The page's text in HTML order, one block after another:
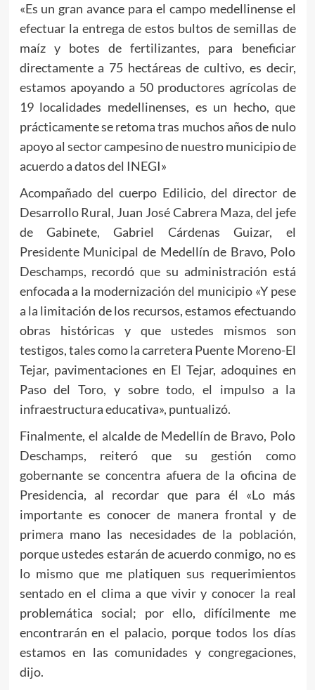
«Es un gran avance para el campo medellinense el
efectuar la entrega de estos bultos de semillas de
maíz y botes de fertilizantes, para beneficiar
directamente a 75 hectáreas de cultivo, es decir,
estamos apoyando a 50 productores agrícolas de
19 localidades medellinenses, es un hecho, que
prácticamente se retoma tras muchos años de nulo
apoyo al sector campesino de nuestro municipio de
acuerdo a datos del INEGI»
Acompañado del cuerpo Edilicio, del director de
Desarrollo Rural, Juan José Cabrera Maza, del jefe
de Gabinete, Gabriel Cárdenas Guizar, el
Presidente Municipal de Medellín de Bravo, Polo
Deschamps, recordó que su administración está
enfocada a la modernización del municipio «Y pese
a la limitación de los recursos, estamos efectuando
obras históricas y que ustedes mismos son
testigos, tales como la carretera Puente Moreno-El
Tejar, pavimentaciones en El Tejar, adoquines en
Paso del Toro, y sobre todo, el impulso a la
infraestructura educativa», puntualizó.
Finalmente, el alcalde de Medellín de Bravo, Polo
Deschamps, reiteró que su gestión como
gobernante se concentra afuera de la oficina de
Presidencia, al recordar que para él «Lo más
importante es conocer de manera frontal y de
primera mano las necesidades de la población,
porque ustedes estarán de acuerdo conmigo, no es
lo mismo que me platiquen sus requerimientos
sentado en el clima a que vivir y conocer la real
problemática social; por ello, difícilmente me
encontrarán en el palacio, porque todos los días
estamos en las comunidades y congregaciones,
dijo.